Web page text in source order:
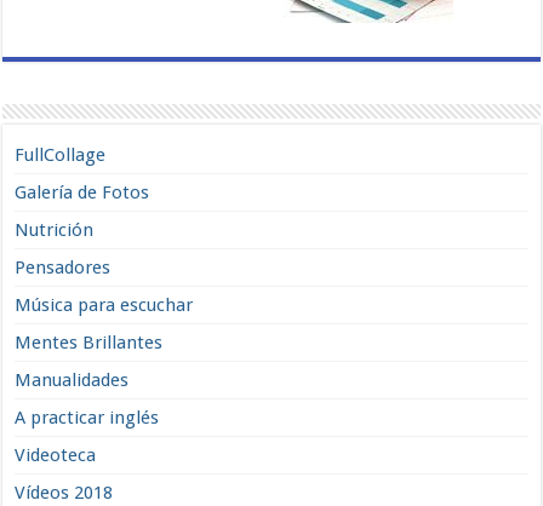
FullCollage
Galería de Fotos
Nutrición
Pensadores
Música para escuchar
Mentes Brillantes
Manualidades
A practicar inglés
Videoteca
Vídeos 2018